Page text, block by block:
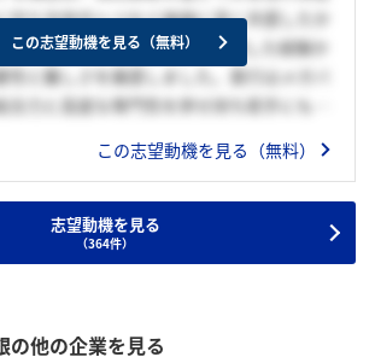
考えている。以上の二つの目標を、貴社に
。
守り次世代へつなぐ価値に深く共感したか
ィアで高齢者の相続相談を支援した経験か
性と難しさを痛感しました。貴行はメガバ
合力と高度な専門性を併せ持ち若手にも早
お客様一人ひとりに最適な提案を届け安心
ESGに配慮した運用商品の拡充に携わり変
柔軟に対応する力を身につけたいと考えて
この志望動機を見る（無料）
この志望動機を見る（無料）
志望動機を見る
（364件）
他の企業を見る